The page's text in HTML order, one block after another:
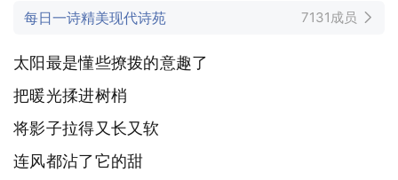
每日一诗精美现代诗苑 7131成员
太阳最是懂些撩拨的意趣了
把暖光揉进树梢
将影子拉得又长又软
连风都沾了它的甜